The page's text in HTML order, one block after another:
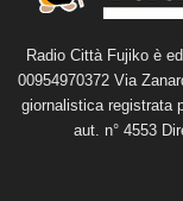
Radio Città Fujiko è
00954970372 Via
giornalistica registrata
aut. n° 4553